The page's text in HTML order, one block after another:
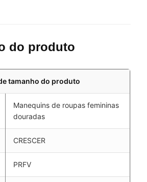
do produto
tamanho do produto
Manequins de roupas femininas
douradas
CRESCER
PRFV